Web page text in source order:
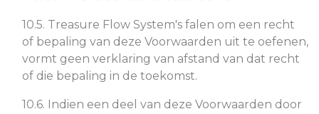
10.5. Treasure Flow System's falen om een recht
of bepaling van deze Voorwaarden uit te oefenen,
vormt geen verklaring van afstand van dat recht
of die bepaling in de toekomst.
10.6. Indien een deel van deze Voorwaarden door